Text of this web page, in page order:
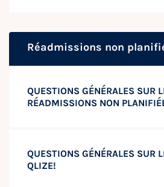
Réadmissions non
QUESTIONS GÉNÉRALES SUR
RÉADMISSIONS NON
QUESTIONS GÉNÉRALES SUR
QLIZE!